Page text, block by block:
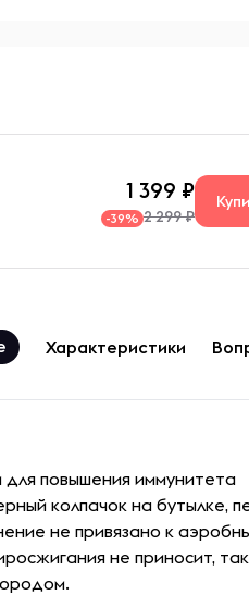
1 399
-39% 2 299 ₽
Характеристики
повышения иммунитета
колпачок на бутылке,
не привязано к
не приносит,